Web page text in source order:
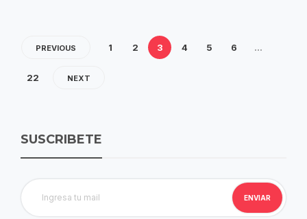
PREVIOUS 1 2 3 4 5 6 …
22 NEXT
SUSCRIBETE